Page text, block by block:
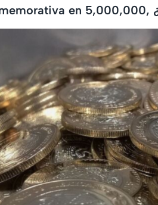
en 5,000,000,